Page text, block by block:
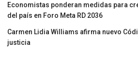
Economistas ponderan medidas para
del país en Foro Meta RD 2036
Carmen Lidia Williams afirma nuevo
justicia